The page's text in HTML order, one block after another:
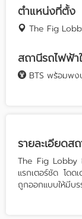
ตำแหน่งที่ตั้ง
The Fig
สถานีรถไฟฟ้
BTS พร้อมพ
รายละเอียดส
The Fig Lobby
แรกเตอร์ชัด โด
ถูกออกแบบให้มีบ
เรามี 2 พื้นที่สำห